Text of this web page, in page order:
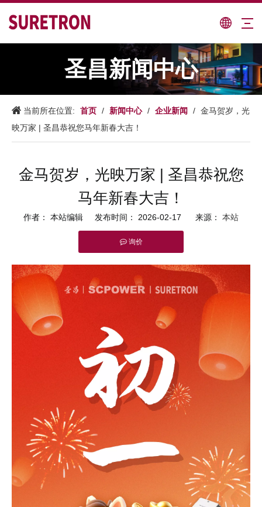
圣昌新闻中心
当前所在位置: 首页 / 新闻中心 / 企业新闻 / 金马贺岁，光
映万家 | 圣昌恭祝您马年新春大吉！
金马贺岁，光映万家 | 圣昌恭祝您
马年新春大吉！
作者： 本站编辑 发布时间： 2026-02-17 来源： 本站
询价
["facebook","twitter","line","wechat","linkedin","pinterest","whatsapp"]